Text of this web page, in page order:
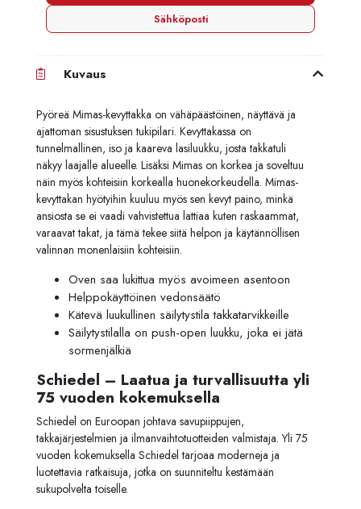
Sähköposti
Kuvaus
Pyöreä Mimas-kevyttakka on vähäpäästöinen, näyttävä ja
ajattoman sisustuksen tukipilari. Kevyttakassa on
tunnelmallinen, iso ja kaareva lasiluukku, josta takkatuli
näkyy laajalle alueelle. Lisäksi Mimas on korkea ja soveltuu
näin myös kohteisiin korkealla huonekorkeudella. Mimas-
kevyttakan hyötyihin kuuluu myös sen kevyt paino, minkä
ansiosta se ei vaadi vahvistettua lattiaa kuten raskaammat,
varaavat takat, ja tämä tekee siitä helpon ja käytännöllisen
valinnan monenlaisiin kohteisiin.
Oven saa lukittua myös avoimeen asentoon
Helppokäyttöinen vedonsäätö
Kätevä luukullinen säilytystila takkatarvikkeille
Säilytystilalla on push-open luukku, joka ei jätä
sormenjälkiä
Schiedel – Laatua ja turvallisuutta yli
75 vuoden kokemuksella
Schiedel on Euroopan johtava savupiippujen,
takkajärjestelmien ja ilmanvaihtotuotteiden valmistaja. Yli 75
vuoden kokemuksella Schiedel tarjoaa moderneja ja
luotettavia ratkaisuja, jotka on suunniteltu kestämään
sukupolvelta toiselle.